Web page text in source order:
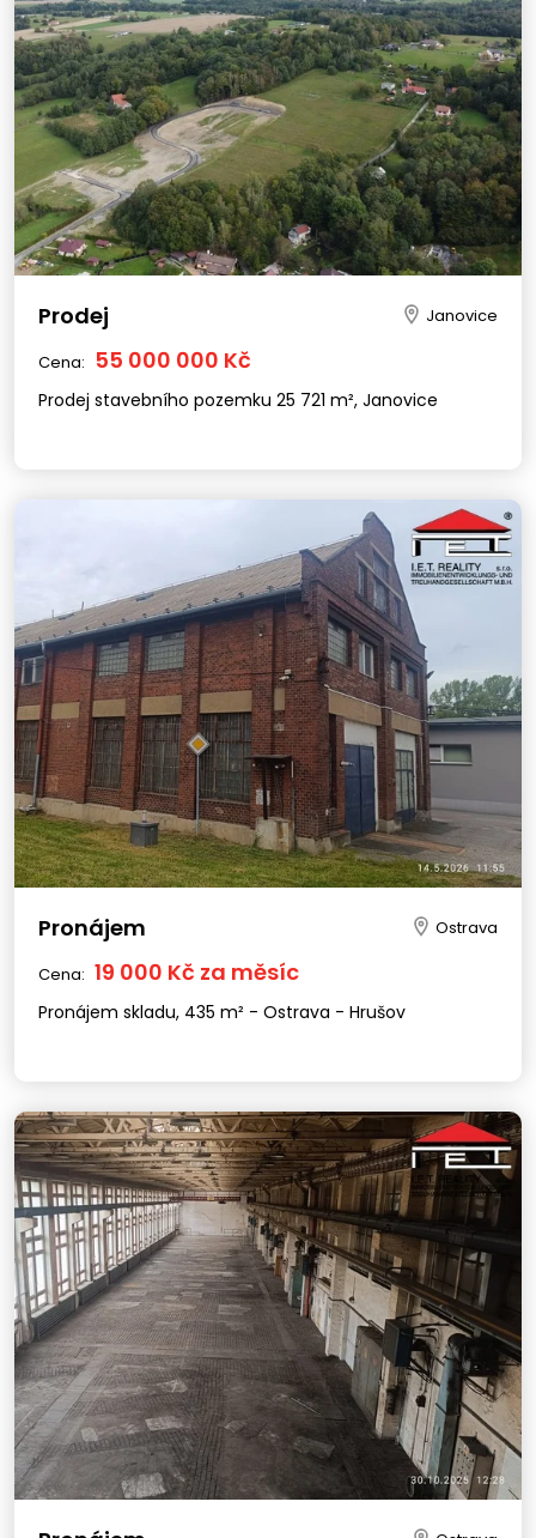
Prodej Janovice
Cena: 55 000 000 Kč
Prodej stavebního pozemku 25 721 m², Janovice
Pronájem Ostrava
Cena: 19 000 Kč za měsíc
Pronájem skladu, 435 m² - Ostrava - Hrušov